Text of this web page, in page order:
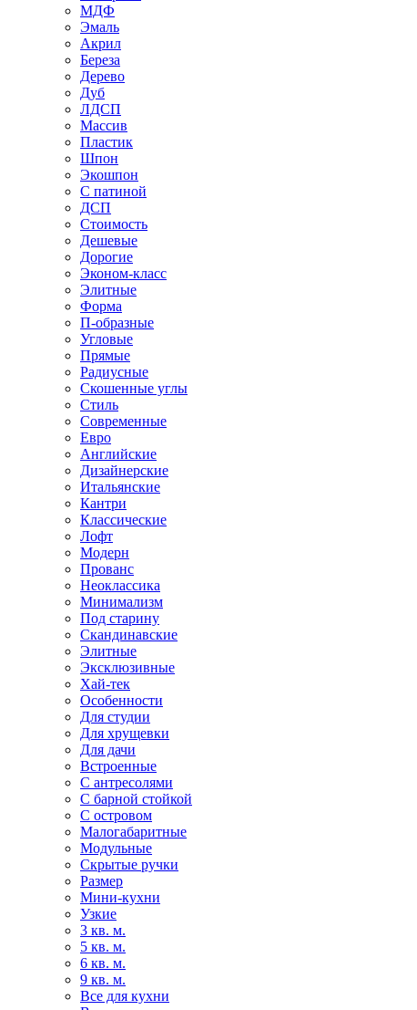
МДФ
Эмаль
Акрил
Береза
Дерево
Дуб
ЛДСП
Массив
Пластик
Шпон
Экошпон
С патиной
ДСП
Стоимость
Дешевые
Дорогие
Эконом-класс
Элитные
Форма
П-образные
Угловые
Прямые
Радиусные
Скошенные углы
Стиль
Современные
Евро
Английские
Дизайнерские
Итальянские
Кантри
Классические
Лофт
Модерн
Прованс
Неоклассика
Минимализм
Под старину
Скандинавские
Элитные
Эксклюзивные
Хай-тек
Особенности
Для студии
Для хрущевки
Для дачи
Встроенные
С антресолями
С барной стойкой
С островом
Малогабаритные
Модульные
Скрытые ручки
Размер
Мини-кухни
Узкие
3 кв. м.
5 кв. м.
6 кв. м.
9 кв. м.
Все для кухни